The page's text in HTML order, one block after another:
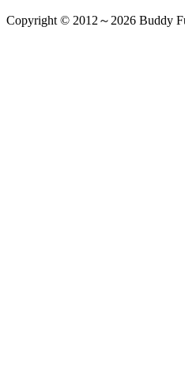
Copyright © 2012～2026 Buddy